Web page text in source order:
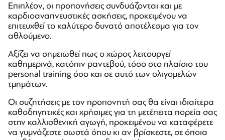
Επιπλέον, οι προπονήσεις συνδυάζονται και με
καρδιοαναπνευστικές ασκήσεις, προκειμένου να
επιτευχθεί το καλύτερο δυνατό αποτέλεσμα για τον
αθλούμενο.
Αξίζει να σημειωθεί πως ο χώρος λειτουργεί
καθημερινά, κατόπιν ραντεβού, τόσο στο πλαίσιο του
personal training όσο και σε αυτό των ολιγομελών
τμημάτων.
Οι συζητήσεις με τον προπονητή σας θα είναι ιδιαίτερα
καθοδηγητικές και χρήσιμες για τη μετέπειτα πορεία σας
στην καλλισθενική αγωγή, προκειμένου να καταφέρετε
να γυμνάζεστε σωστά όπου κι αν βρίσκεστε, σε όποια